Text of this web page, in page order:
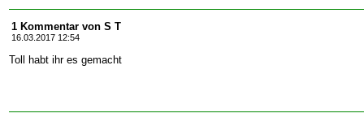
1 Kommentar von S T
16.03.2017 12:54
Toll habt ihr es gemacht